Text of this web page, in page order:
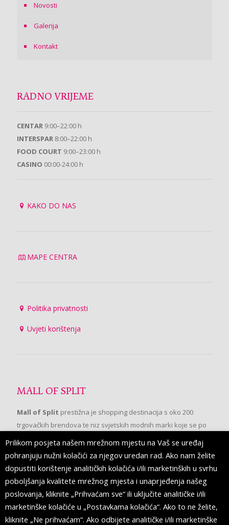
Novosti
Galerija
Kontakt
RADNO VRIJEME
CENTAR 9:00–22:00 h
INTERSPAR 8:00–22:00 h
FOOD COURT 9:00–23:00 h
CASINO 00:00-24:00 h
KAKO DO NAS
MAPE CENTRA
Politika privatnosti
Uvjeti korištenja
MALL OF SPLIT
Mall of Split prestižna je shopping destinacija s oko 200
trgovačkih brendova te niz svjetskih modnih marki koje se po
prvi put pojavljuju u Splitu.
PRATITE NAS
Prilikom posjeta našem mrežnom mjestu na Vaš se uređaj
pohranjuju nužni kolačići za njegov uredan rad. Ako nam želite
dopustiti korištenje analitičkih kolačića i/ili marketinških u svrhu
poboljšanja kvalitete mrežnog mjesta i unaprjeđenja našeg
poslovanja, kliknite „Prihvaćam sve“ ili uključite analitičke i/ili
marketinške kolačiće u „Postavkama kolačića“. Ako to ne želite,
kliknite „Ne prihvaćam“. Ako odbijete analitičke i/ili marketinške